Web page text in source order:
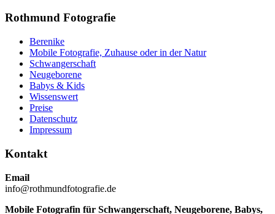
Rothmund Fotografie
Berenike
Mobile Fotografie, Zuhause oder in der Natur
Schwangerschaft
Neugeborene
Babys & Kids
Wissenswert
Preise
Datenschutz
Impressum
Kontakt
Email
info@rothmundfotografie.de
Mobile Fotografin für Schwangerschaft, Neugeborene, Babys,